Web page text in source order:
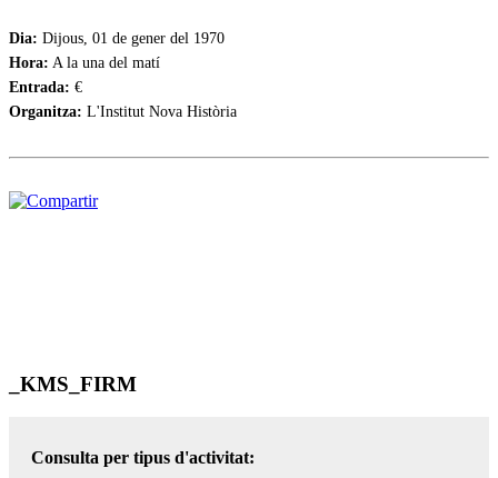
Dia: Dijous, 01 de gener del 1970
Hora: A la una del matí
Entrada: €
Organitza: L'Institut Nova Història
_KMS_FIRM
Consulta per tipus d'activitat: